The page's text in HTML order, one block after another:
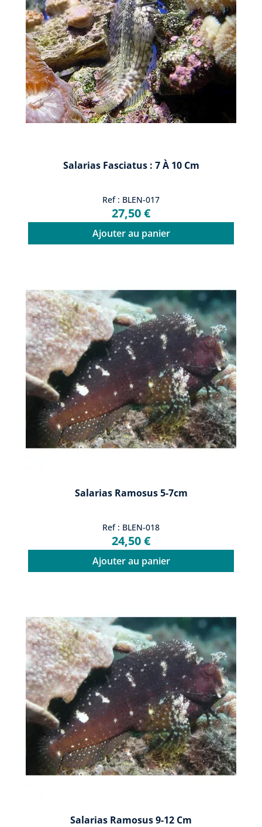
Salarias Fasciatus : 7 À 10 Cm
Ref : BLEN-017
27,50 €
Ajouter au panier
Salarias Ramosus 5-7cm
Ref : BLEN-018
24,50 €
Ajouter au panier
Salarias Ramosus 9-12 Cm